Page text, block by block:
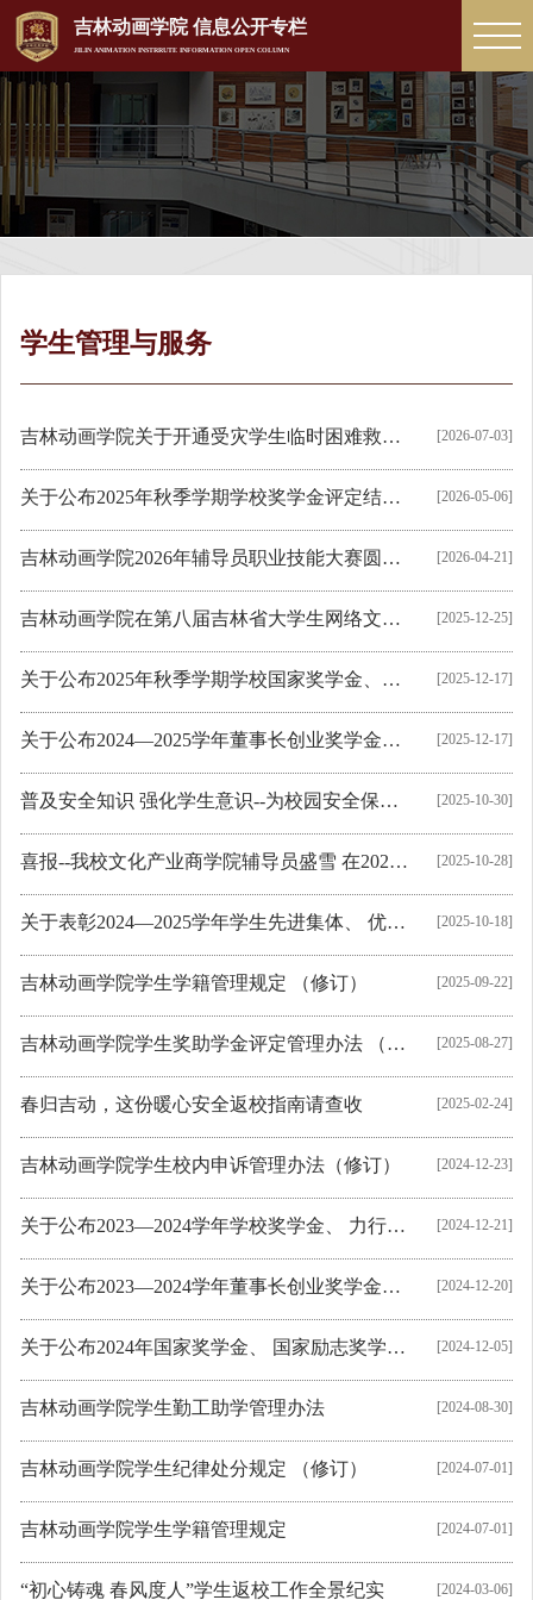
吉林动画学院 信息公开专栏
JILIN ANIMATION INSTRRUTE INFORMATION OPEN COLUMN
学生管理与服务
吉林动画学院关于开通受灾学生临时困难救助绿色通道的通知 [2026-07-03]
关于公布2025年秋季学期学校奖学金评定结果的通知 [2026-05-06]
吉林动画学院2026年辅导员职业技能大赛圆满落幕 [2026-04-21]
吉林动画学院在第八届吉林省大学生网络文化节和高校网络教育优秀作品推选... [2025-12-25]
关于公布2025年秋季学期学校国家奖学金、吉林省筑梦奖学金评定结果的通知 [2025-12-17]
关于公布2024—2025学年董事长创业奖学金、校长奖学金评定结果的通知 [2025-12-17]
普及安全知识 强化学生意识--为校园安全保驾护航 [2025-10-30]
喜报--我校文化产业商学院辅导员盛雪 在2025年在长高校辅导员素质能力大赛... [2025-10-28]
关于表彰2024—2025学年学生先进集体、 优秀个人的决定 [2025-10-18]
吉林动画学院学生学籍管理规定 （修订） [2025-09-22]
吉林动画学院学生奖助学金评定管理办法 （修订） [2025-08-27]
春归吉动，这份暖心安全返校指南请查收 [2025-02-24]
吉林动画学院学生校内申诉管理办法（修订） [2024-12-23]
关于公布2023—2024学年学校奖学金、 力行创新创业奖学金评定结果的通知 [2024-12-21]
关于公布2023—2024学年董事长创业奖学金、校长奖学金评定结果的通知 [2024-12-20]
关于公布2024年国家奖学金、 国家励志奖学金评定结果的通知 [2024-12-05]
吉林动画学院学生勤工助学管理办法 [2024-08-30]
吉林动画学院学生纪律处分规定 （修订） [2024-07-01]
吉林动画学院学生学籍管理规定 [2024-07-01]
“初心铸魂 春风度人”学生返校工作全景纪实 [2024-03-06]